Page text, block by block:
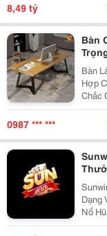
8,49 tỷ
Bàn
Bàn
Hợp
Chắc
Nhiên
Tạo
0987 *** ***
Dạng
Nổ
Sắc